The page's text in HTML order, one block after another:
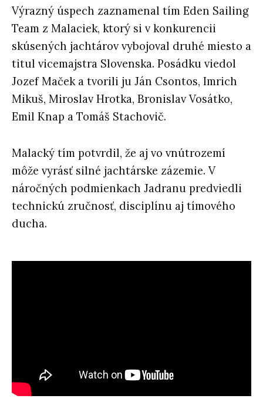
Výrazný úspech zaznamenal tím Eden Sailing
Team z Malaciek, ktorý si v konkurencii
skúsených jachtárov vybojoval druhé miesto a
titul vicemajstra Slovenska. Posádku viedol
Jozef Maček a tvorili ju Ján Csontos, Imrich
Mikuš, Miroslav Hrotka, Bronislav Vosátko,
Emil Knap a Tomáš Stachovič.
Malacký tím potvrdil, že aj vo vnútrozemí
môže vyrásť silné jachtárske zázemie. V
náročných podmienkach Jadranu predviedli
technickú zručnosť, disciplínu aj tímového
ducha.